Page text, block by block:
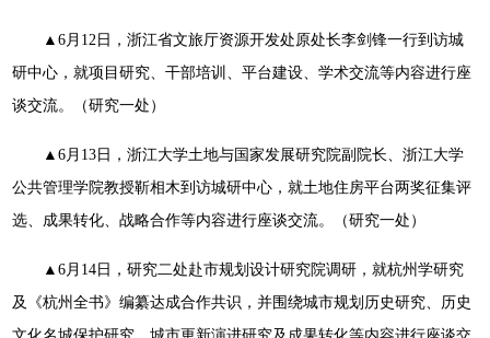
▲6月12日，浙江省文旅厅资源开发处原处长李剑锋一行到访城
研中心，就项目研究、干部培训、平台建设、学术交流等内容进行座
谈交流。（研究一处）
▲6月13日，浙江大学土地与国家发展研究院副院长、浙江大学
公共管理学院教授靳相木到访城研中心，就土地住房平台两奖征集评
选、成果转化、战略合作等内容进行座谈交流。（研究一处）
▲6月14日，研究二处赴市规划设计研究院调研，就杭州学研究
及《杭州全书》编纂达成合作共识，并围绕城市规划历史研究、历史